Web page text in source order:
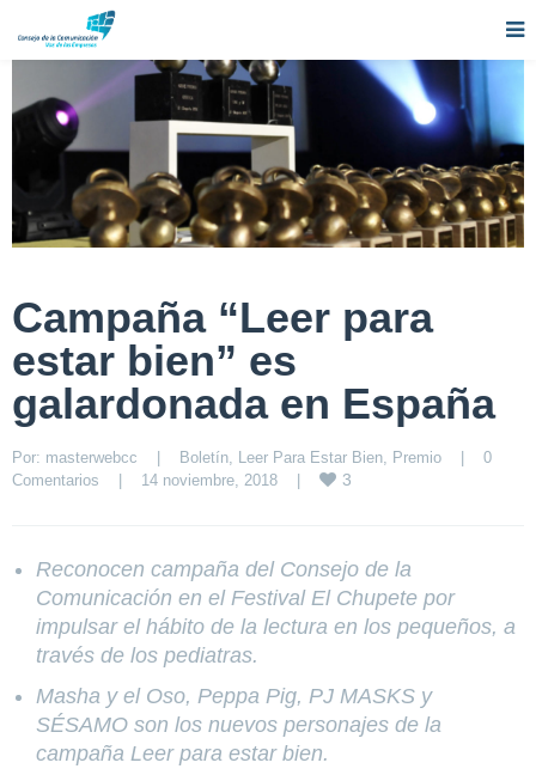
Campaña “Leer para
estar bien” es
galardonada en España
Por: masterwebcc | Boletín Leer Para Estar Bien Premio |
0
Comentarios
| 14 noviembre, 2018 | 3
Reconocen campaña del Consejo de la
Comunicación en el Festival El Chupete por
impulsar el hábito de la lectura en los pequeños, a
través de los pediatras.
Masha y el Oso, Peppa Pig, PJ MASKS y
SÉSAMO son los nuevos personajes de la
campaña Leer para estar bien.